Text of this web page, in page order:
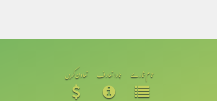
تمام شمارے ہمارا تعارف تعاون کریں